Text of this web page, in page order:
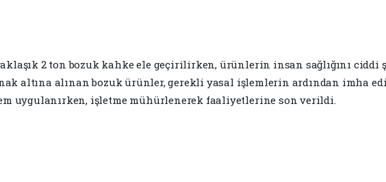
2 ton bozuk kahke ele geçirilirken, ürünlerin insan sağlığını ciddi
altına alınan bozuk ürünler, gerekli yasal işlemlerin ardından imha
uygulanırken, işletme mühürlenerek faaliyetlerine son verildi.